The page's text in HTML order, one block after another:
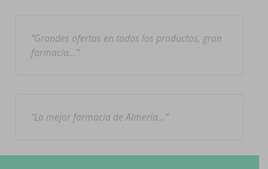
Grandes ofertas en todos los productos, gran
farmacia…
La mejor farmacia de Almería…